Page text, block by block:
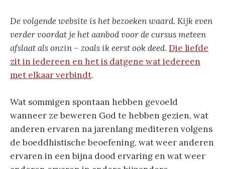
De volgende website is het bezoeken waard. Kijk even
verder voordat je het aanbod voor de cursus meteen
afslaat als onzin – zoals ik eerst ook deed. Die liefde
zit in iedereen en het is datgene wat iedereen
met elkaar verbindt.
Wat sommigen spontaan hebben gevoeld
wanneer ze beweren God te hebben gezien, wat
anderen ervaren na jarenlang mediteren volgens
de boeddhistische beoefening, wat weer anderen
ervaren in een bijna dood ervaring en wat weer